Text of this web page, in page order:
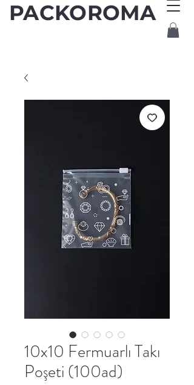
PACKOROMA
10x10 Fermuarlı Takı
Poşeti (100ad)